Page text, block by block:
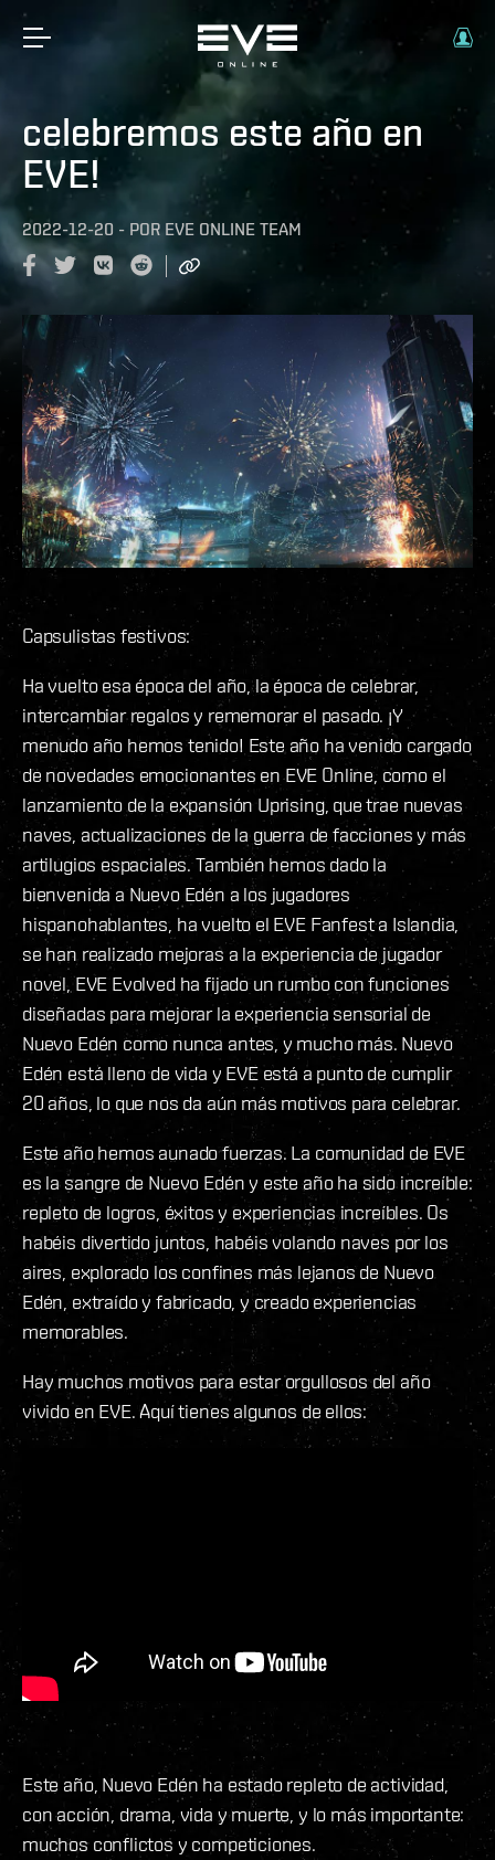
celebremos este año en
EVE!
2022-12-20 - POR EVE ONLINE TEAM
Capsulistas festivos:
Ha vuelto esa época del año, la época de celebrar,
intercambiar regalos y rememorar el pasado. ¡Y
menudo año hemos tenido! Este año ha venido cargado
de novedades emocionantes en EVE Online, como el
lanzamiento de la expansión Uprising, que trae nuevas
naves, actualizaciones de la guerra de facciones y más
artilugios espaciales. También hemos dado la
bienvenida a Nuevo Edén a los jugadores
hispanohablantes, ha vuelto el EVE Fanfest a Islandia,
se han realizado mejoras a la experiencia de jugador
novel, EVE Evolved ha fijado un rumbo con funciones
diseñadas para mejorar la experiencia sensorial de
Nuevo Edén como nunca antes, y mucho más. Nuevo
Edén está lleno de vida y EVE está a punto de cumplir
20 años, lo que nos da aún más motivos para celebrar.
Este año hemos aunado fuerzas. La comunidad de EVE
es la sangre de Nuevo Edén y este año ha sido increíble:
repleto de logros, éxitos y experiencias increíbles. Os
habéis divertido juntos, habéis volando naves por los
aires, explorado los confines más lejanos de Nuevo
Edén, extraído y fabricado, y creado experiencias
memorables.
Hay muchos motivos para estar orgullosos del año
vivido en EVE. Aquí tienes algunos de ellos:
Este año, Nuevo Edén ha estado repleto de actividad,
con acción, drama, vida y muerte, y lo más importante:
muchos conflictos y competiciones.